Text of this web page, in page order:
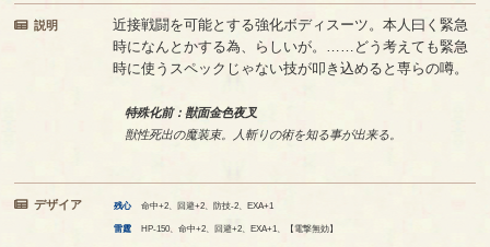
説明
近接戦闘を可能とする強化ボディスーツ。本人曰く緊急
時になんとかする為、らしいが。……どう考えても緊急
時に使うスペックじゃない技が叩き込めると専らの噂。
特殊化前：獣面金色夜叉
獣性死出の魔装束。人斬りの術を知る事が出来る。
デザイア 残心 命中+2、回避+2、防技-2、EXA+1
雷霆 HP-150、命中+2、回避+2、EXA+1、【電撃無効】